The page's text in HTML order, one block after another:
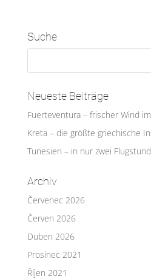
Suche
Neueste Beiträge
Fuerteventura – frischer Wind
Kreta – die größte griechische
Tunesien – in nur zwei
Archiv
Červenec 2026
Červen 2026
Duben 2026
Prosinec 2021
Říjen 2021